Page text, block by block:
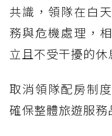
共識，領隊在白
務與危機處理，
立且不受干擾的休
取消領隊配房制
確保整體旅遊服務